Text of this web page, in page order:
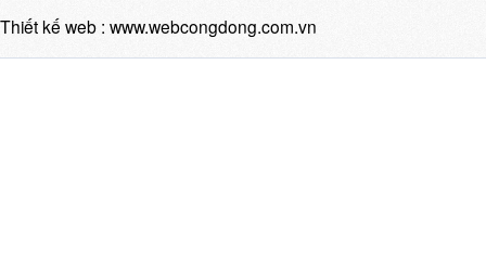
Thiết kế web : www.webcongdong.com.vn